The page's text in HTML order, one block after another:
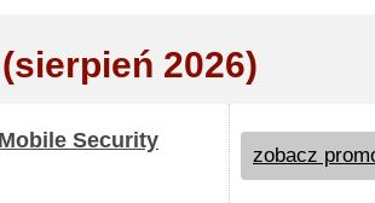
2026)
Security
zobacz